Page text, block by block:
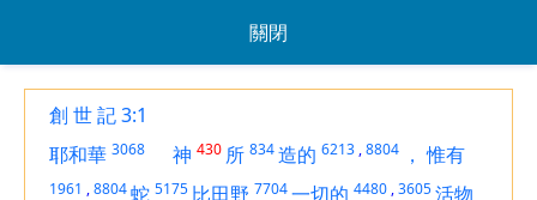
關閉
創 世 記 3:1
耶和華 3068 神 430 所 834造的 6213 ,8804 ， 惟有
1961 ,8804蛇 5175 比田野 7704一切的 4480 ,3605活物